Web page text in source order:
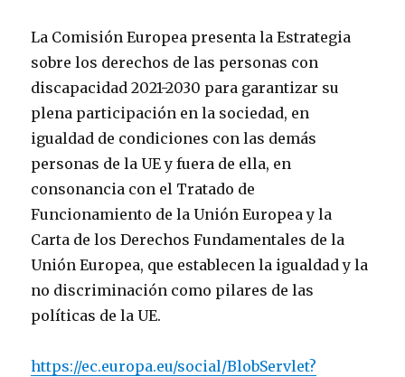
La Comisión Europea presenta la Estrategia
sobre los derechos de las personas con
discapacidad 2021-2030 para garantizar su
plena participación en la sociedad, en
igualdad de condiciones con las demás
personas de la UE y fuera de ella, en
consonancia con el Tratado de
Funcionamiento de la Unión Europea y la
Carta de los Derechos Fundamentales de la
Unión Europea, que establecen la igualdad y la
no discriminación como pilares de las
políticas de la UE.
https://ec.europa.eu/social/BlobServlet?